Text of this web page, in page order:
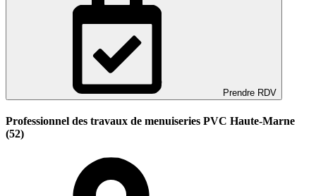
Prendre RDV
Professionnel des travaux de menuiseries PVC Haute-Marne
(52)